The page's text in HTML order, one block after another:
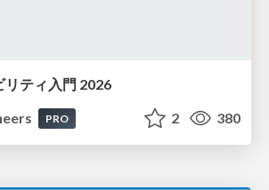
ティ入門 2026
PRO 2 380